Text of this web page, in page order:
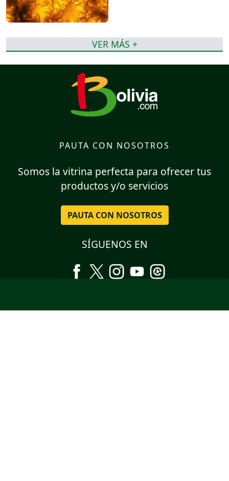
VER MÁS +
PAUTA CON NOSOTROS
Somos la vitrina perfecta para ofrecer tus
productos y/o servicios
PAUTA CON NOSOTROS
SÍGUENOS EN